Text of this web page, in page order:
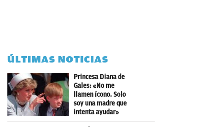
ÚLTIMAS NOTICIAS
Princesa Diana de
Gales: «No me
llamen ícono. Solo
soy una madre que
intenta ayudar»